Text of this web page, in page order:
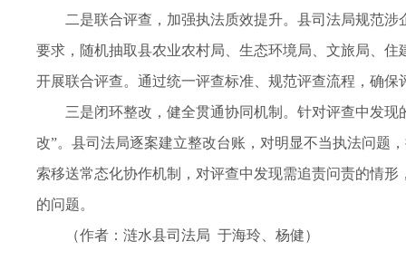
二是联合评查，加强执法质效提升。县司法局规范
要求，随机抽取县农业农村局、生态环境局、文旅局、
开展联合评查。通过统一评查标准、规范评查流程，确
三是闭环整改，健全贯通协同机制。针对评查中发
改”。县司法局逐案建立整改台账，对明显不当执法问题
索移送常态化协作机制，对评查中发现需追责问责的情
的问题。
（作者：涟水县司法局 于海玲、杨健）